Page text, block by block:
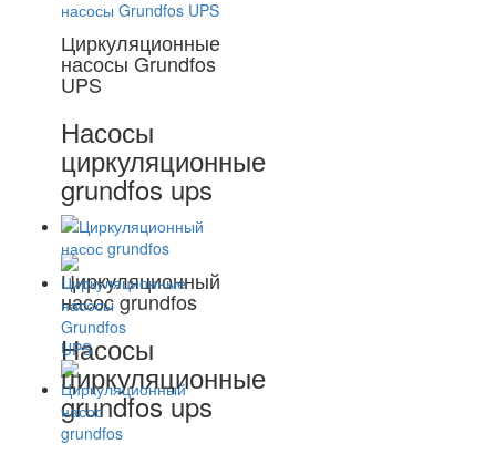
Циркуляционные
насосы Grundfos
UPS
Насосы
циркуляционные
grundfos ups
Циркуляционный
насос grundfos
Насосы
циркуляционные
grundfos ups